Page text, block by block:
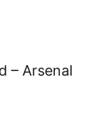
– Arsenal